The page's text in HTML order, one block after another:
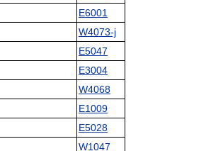
E6001
W4073-j
E5047
E3004
W4068
E1009
E5028
W1047